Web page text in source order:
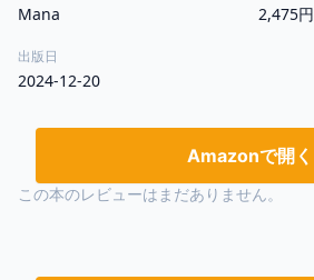
Mana 2,475円
出版日
2024-12-20
Amazonで開く
この本のレビューはまだありません。